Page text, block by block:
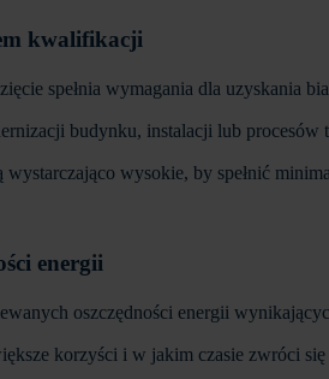
kwalifikacji
spełnia wymagania dla uzyskania
budynku, instalacji lub procesów
wysokie, by spełnić
energii
oszczędności energii
korzyści i w jakim czasie zwróci